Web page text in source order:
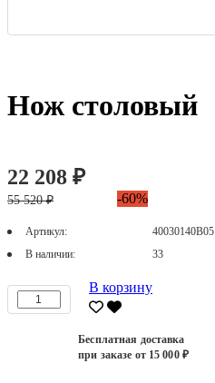
Нож столовый
22 208 ₽
55 520 ₽ -60%
Артикул:
40030140В05
В наличии:
33
В корзину
Бесплатная доставка
при заказе от 15 000 ₽